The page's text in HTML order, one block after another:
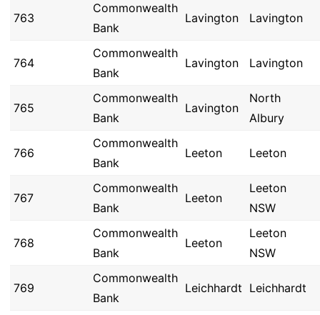
763
Commonwealth
Bank
Lavington Lavington
764
Commonwealth
Bank
Lavington Lavington
765
Commonwealth
Bank
Lavington
North
Albury
766
Commonwealth
Bank
Leeton Leeton
767
Commonwealth
Bank
Leeton
Leeton
NSW
768
Commonwealth
Bank
Leeton
Leeton
NSW
769
Commonwealth
Bank
Leichhardt Leichhardt